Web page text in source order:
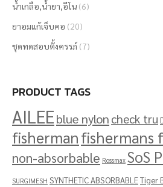
น้ำเกลือ,น้ำยา,อีโน (6)
ยาอมแก้เจ็บคอ (20)
ชุดทดสอบตั้งครรภ์ (7)
PRODUCT TAGS
AILEEblue nylon check tru
fishermanfishermans
non-absorbable Rossmax SoS
SURGIMESH SYNTHETIC ABSORBABLETiger